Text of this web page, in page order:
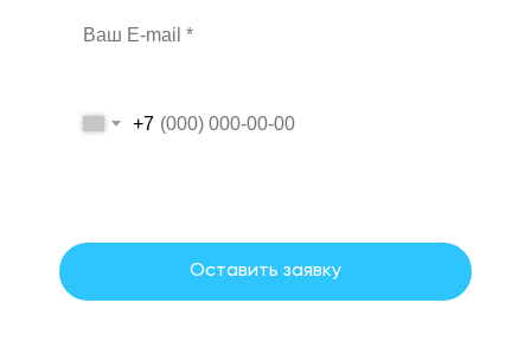
+7
Оставить заявку